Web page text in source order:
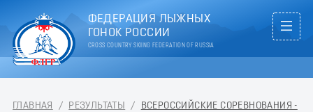
ФЕДЕРАЦИЯ ЛЫЖНЫХ
ГОНОК РОССИИ
CROSS COUNTRY SKIING FEDERATION OF RUSSIA
ГЛАВНАЯ / РЕЗУЛЬТАТЫ /
ВСЕРОССИЙСКИЕ СОРЕВНОВАНИЯ -